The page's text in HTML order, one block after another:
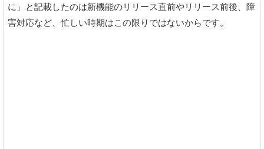
に」と記載したのは新機能のリリース直前やリリース前後、障
害対応など、忙しい時期はこの限りではないからです。